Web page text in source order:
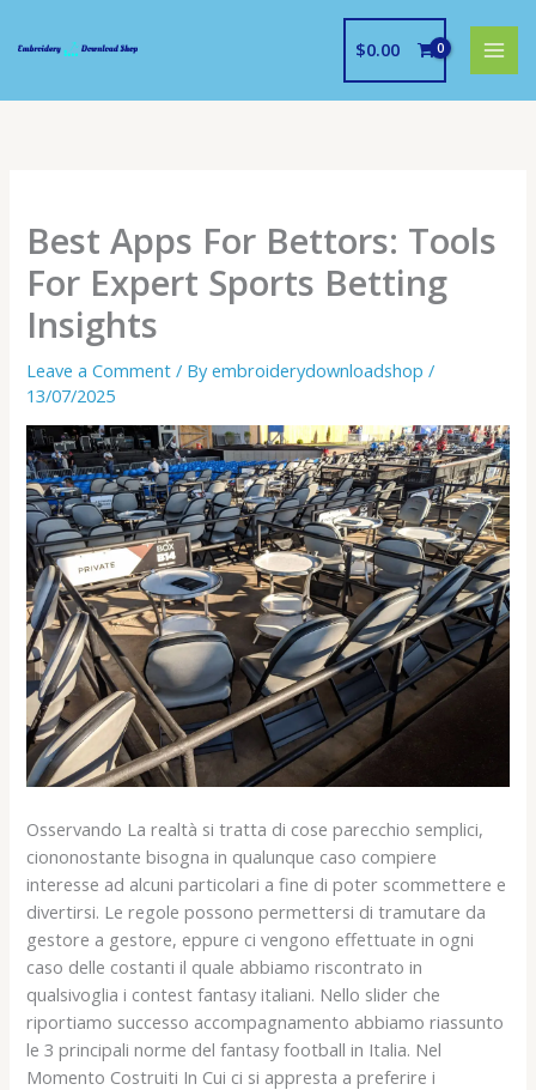
$0.00
Best Apps For Bettors: Tools
For Expert Sports Betting
Insights
Leave a Comment / Byembroiderydownloadshop/
13/07/2025
Osservando La realtà si tratta di cose parecchio semplici,
ciononostante bisogna in qualunque caso compiere
interesse ad alcuni particolari a fine di poter scommettere e
divertirsi. Le regole possono permettersi di tramutare da
gestore a gestore, eppure ci vengono effettuate in ogni
caso delle costanti il quale abbiamo riscontrato in
qualsivoglia i contest fantasy italiani. Nello slider che
riportiamo successo accompagnamento abbiamo riassunto
le 3 principali norme del fantasy football in Italia. Nel
Momento Costruiti In Cui ci si appresta a preferire i